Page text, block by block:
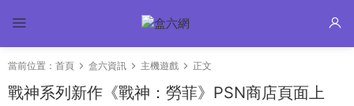
當前位置： 首頁 盒六資訊 主機遊戲 正文
戰神系列新作《戰神：勞菲》PSN商店頁面上